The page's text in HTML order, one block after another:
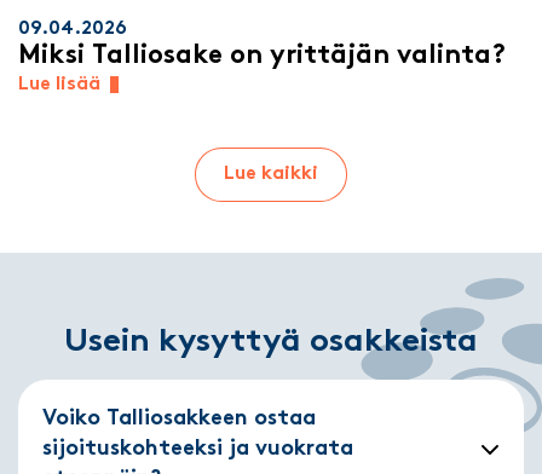
09.04.2026
Miksi Talliosake on yrittäjän valinta?
Lue lisää
Lue kaikki
Usein kysyttyä osakkeista
Voiko Talliosakkeen ostaa
sijoituskohteeksi ja vuokrata